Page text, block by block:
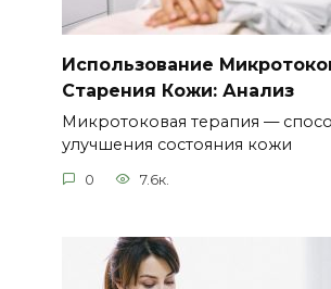
Использование
Старения Кожи: Анализ
Микротоковая терапия —
улучшения состояния кожи
0 7.6к.